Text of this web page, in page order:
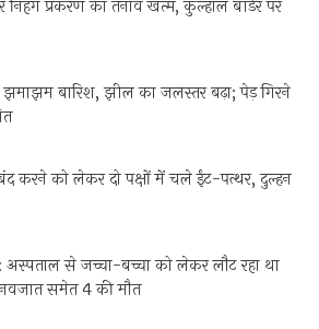
निहंग प्रकरण का तनाव खत्म, कुल्हाल बॉर्डर पर
झमाझम बारिश, झील का जलस्तर बढ़ा; पेड़ गिरने
करने को लेकर दो पक्षों में चले ईंट-पत्थर, दुल्हन
अस्पताल से जच्चा-बच्चा को लेकर लौट रहा था
नवजात समेत 4 की मौत